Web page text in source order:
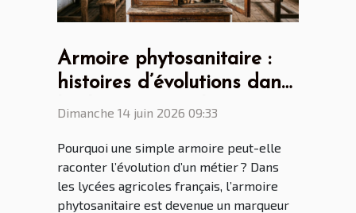
Armoire phytosanitaire :
histoires d’évolutions dans
les lycées agricoles
Dimanche 14 juin 2026 09:33
Pourquoi une simple armoire peut-elle
raconter l’évolution d’un métier ? Dans
les lycées agricoles français, l’armoire
phytosanitaire est devenue un marqueur